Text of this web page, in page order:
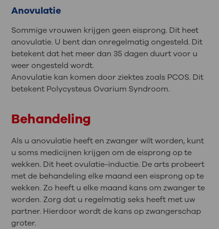
Anovulatie
Sommige vrouwen krijgen geen eisprong. Dit heet
anovulatie. U bent dan onregelmatig ongesteld. Dit
betekent dat het meer dan 35 dagen duurt voor u
weer ongesteld wordt.
Anovulatie kan komen door ziektes zoals PCOS. Dit
betekent Polycysteus Ovarium Syndroom.
Behandeling
Als u anovulatie heeft en zwanger wilt worden, kunt
u soms medicijnen krijgen om de eisprong op te
wekken. Dit heet ovulatie-inductie. De arts probeert
met de behandeling elke maand een eisprong op te
wekken. Zo heeft u elke maand kans om zwanger te
worden. Zorg dat u regelmatig seks heeft met uw
partner. Hierdoor wordt de kans op zwangerschap
groter.